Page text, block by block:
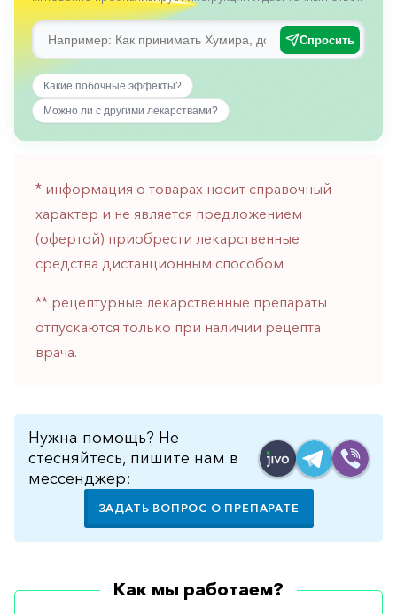
Тромбозы
Урология
Ухо-
горло-
нос
Хирургия
железа
Спросить
Какие побочные эффекты?
Можно ли с другими лекарствами?
* информация о товарах носит справочный
характер и не является предложением
(офертой) приобрести лекарственные
средства дистанционным способом
** рецептурные лекарственные препараты
отпускаются только при наличии рецепта
врача.
Нужна помощь? Не
стесняйтесь, пишите нам в
мессенджер:
ЗАДАТЬ ВОПРОС О ПРЕПАРАТЕ
Как мы работаем?